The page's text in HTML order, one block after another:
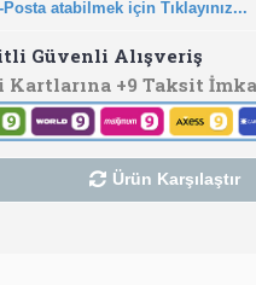
atabilmek için Tıklayınız...
Güvenli Alışveriş
Kartlarına +9 Taksit
Ürün Karşılaştır